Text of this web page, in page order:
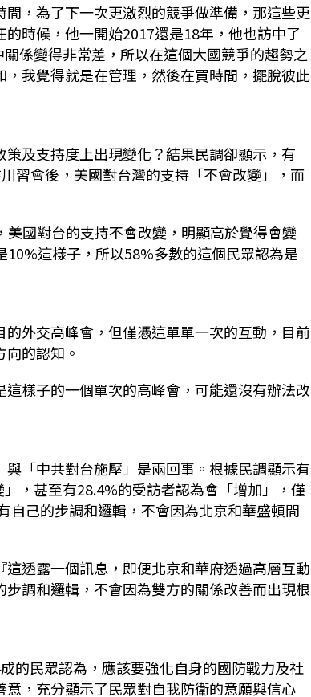
，為了下一次更激烈的競爭做準備，那這些更
時候，他一開始2017還是18年，他也訪中了
係變得非常差，所以在這個大國競爭的趨勢之
我覺得就是在管理，然後在買時間，擺脫彼此
及支持度上出現變化？結果民調卻顯示，有
習會後，美國對台灣的支持「不會改變」，而
國對台的支持不會改變，明顯高於覺得會變
這樣子，所以58%多數的這個民眾認為是
外交高峰會，但僅憑這單單一次的互動，目前
的認知。
樣子的一個單次的高峰會，可能還沒有辦法改
「中共對台施壓」是兩回事。根據民調顯示有
，甚至有28.4%的受訪者認為會「增加」，僅
自己的步調和邏輯，不會因為北京和華盛頓間
透露一個訊息，即便北京和華府透過高層互動
調和邏輯，不會因為雙方的關係改善而出現根
的民眾認為，應該要強化自身的國防戰力及社
，充分顯示了民眾對自我防衛的意願與信心